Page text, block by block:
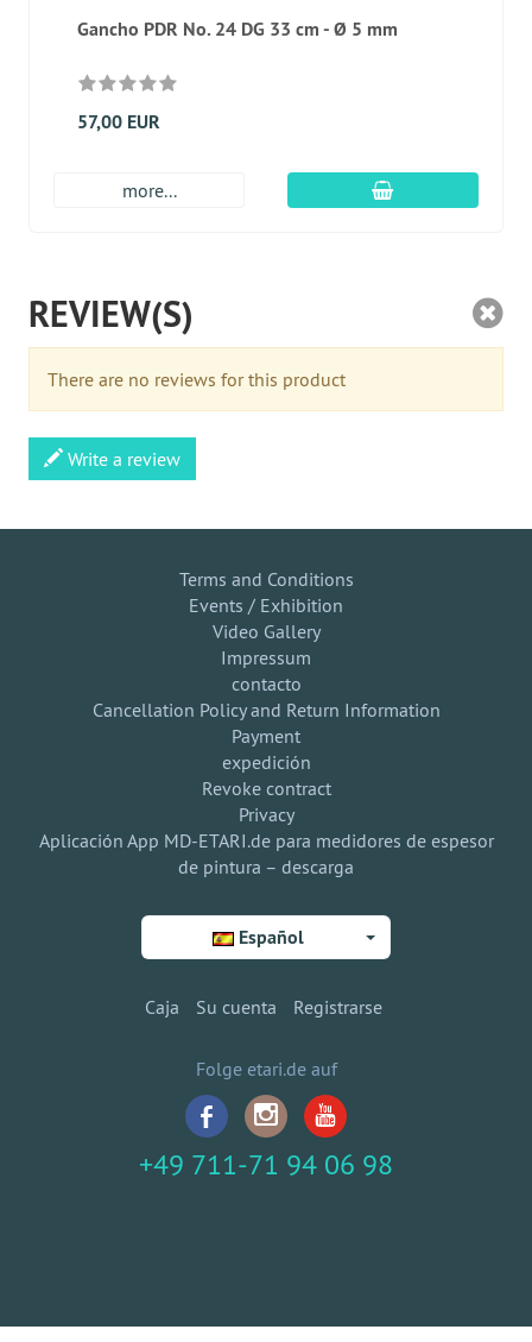
Gancho PDR No. 24 DG 33 cm - Ø 5 mm
57,00 EUR
more... En el carro de
REVIEW(S)
There are no reviews for this product
Write a review
Terms and Conditions
Events / Exhibition
Video Gallery
Impressum
contacto
Cancellation Policy and Return Information
Payment
expedición
Revoke contract
Privacy
Aplicación App MD-ETARI.de para medidores de espesor
de pintura – descarga
Español
Caja Su cuenta Registrarse
Folge etari.de auf
+49 711-71 94 06 98